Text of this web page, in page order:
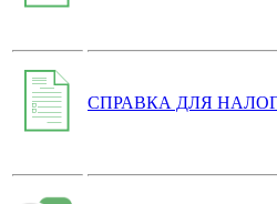
СПРАВКА ДЛЯ